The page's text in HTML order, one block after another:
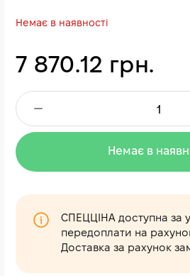
Немає в наявності
7 870.12 грн.
Немає в
СПЕЦЦІНА доступна за
передоплати на
Доставка за рахунок